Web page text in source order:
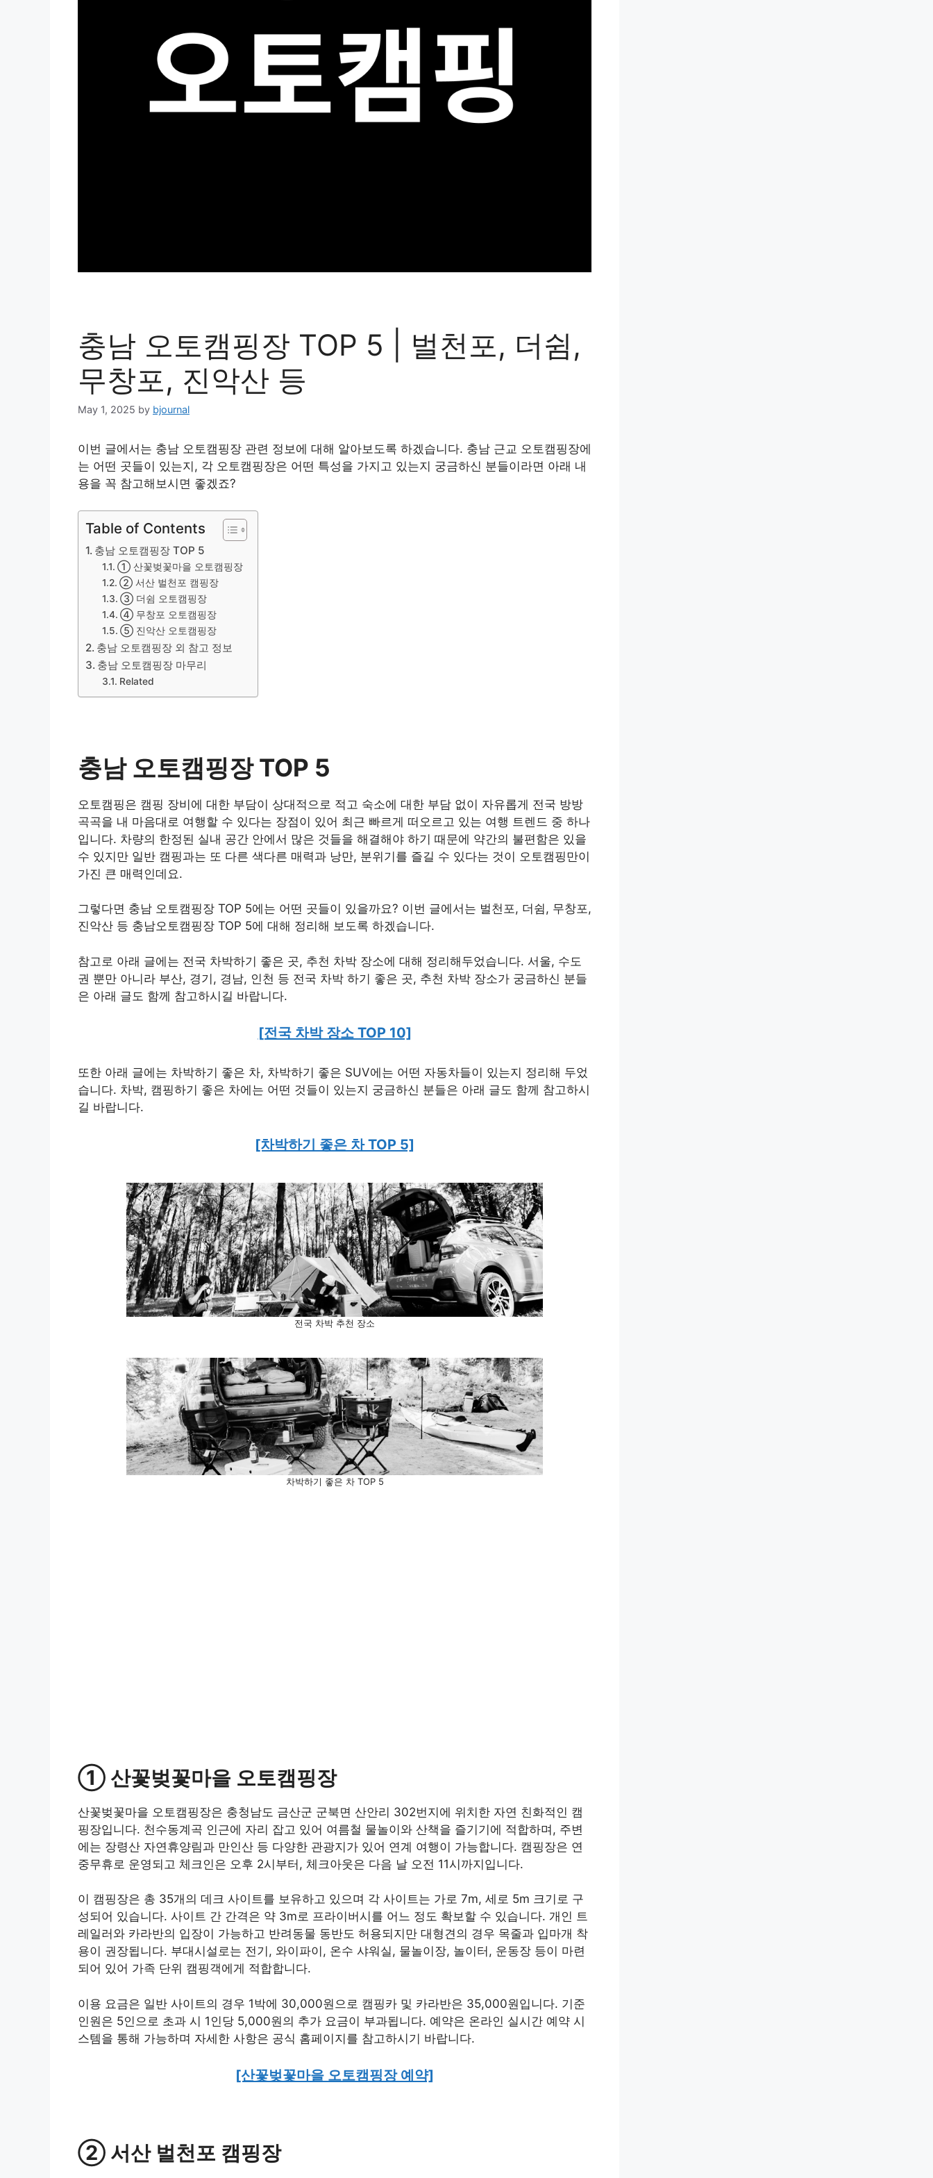
충남 오토캠핑장 TOP 5 | 벌천포, 더쉼,
무창포, 진악산 등
May 1, 2025 by bjournal
이번 글에서는 충남 오토캠핑장 관련 정보에 대해 알아보도록 하겠습니다. 충남 근교 오토캠핑장에
는 어떤 곳들이 있는지, 각 오토캠핑장은 어떤 특성을 가지고 있는지 궁금하신 분들이라면 아래 내
용을 꼭 참고해보시면 좋겠죠?
Table of Contents
충남 오토캠핑장 TOP 5
① 산꽃벚꽃마을 오토캠핑장
② 서산 벌천포 캠핑장
③ 더쉼 오토캠핑장
④ 무창포 오토캠핑장
⑤ 진악산 오토캠핑장
충남 오토캠핑장 외 참고 정보
충남 오토캠핑장 마무리
Related
충남 오토캠핑장 TOP 5
오토캠핑은 캠핑 장비에 대한 부담이 상대적으로 적고 숙소에 대한 부담 없이 자유롭게 전국 방방
곡곡을 내 마음대로 여행할 수 있다는 장점이 있어 최근 빠르게 떠오르고 있는 여행 트렌드 중 하나
입니다. 차량의 한정된 실내 공간 안에서 많은 것들을 해결해야 하기 때문에 약간의 불편함은 있을
수 있지만 일반 캠핑과는 또 다른 색다른 매력과 낭만, 분위기를 즐길 수 있다는 것이 오토캠핑만이
가진 큰 매력인데요.
그렇다면 충남 오토캠핑장 TOP 5에는 어떤 곳들이 있을까요? 이번 글에서는 벌천포, 더쉼, 무창포,
진악산 등 충남오토캠핑장 TOP 5에 대해 정리해 보도록 하겠습니다.
참고로 아래 글에는 전국 차박하기 좋은 곳, 추천 차박 장소에 대해 정리해두었습니다. 서울, 수도
권 뿐만 아니라 부산, 경기, 경남, 인천 등 전국 차박 하기 좋은 곳, 추천 차박 장소가 궁금하신 분들
은 아래 글도 함께 참고하시길 바랍니다.
[전국 차박 장소 TOP 10]
또한 아래 글에는 차박하기 좋은 차, 차박하기 좋은 SUV에는 어떤 자동차들이 있는지 정리해 두었
습니다. 차박, 캠핑하기 좋은 차에는 어떤 것들이 있는지 궁금하신 분들은 아래 글도 함께 참고하시
길 바랍니다.
[차박하기 좋은 차 TOP 5]
전국 차박 추천 장소
차박하기 좋은 차 TOP 5
① 산꽃벚꽃마을 오토캠핑장
산꽃벚꽃마을 오토캠핑장은 충청남도 금산군 군북면 산안리 302번지에 위치한 자연 친화적인 캠
핑장입니다. 천수동계곡 인근에 자리 잡고 있어 여름철 물놀이와 산책을 즐기기에 적합하며, 주변
에는 장령산 자연휴양림과 만인산 등 다양한 관광지가 있어 연계 여행이 가능합니다. 캠핑장은 연
중무휴로 운영되고 체크인은 오후 2시부터, 체크아웃은 다음 날 오전 11시까지입니다.
이 캠핑장은 총 35개의 데크 사이트를 보유하고 있으며 각 사이트는 가로 7m, 세로 5m 크기로 구
성되어 있습니다. 사이트 간 간격은 약 3m로 프라이버시를 어느 정도 확보할 수 있습니다. 개인 트
레일러와 카라반의 입장이 가능하고 반려동물 동반도 허용되지만 대형견의 경우 목줄과 입마개 착
용이 권장됩니다. 부대시설로는 전기, 와이파이, 온수 샤워실, 물놀이장, 놀이터, 운동장 등이 마련
되어 있어 가족 단위 캠핑객에게 적합합니다.
이용 요금은 일반 사이트의 경우 1박에 30,000원으로 캠핑카 및 카라반은 35,000원입니다. 기준
인원은 5인으로 초과 시 1인당 5,000원의 추가 요금이 부과됩니다. 예약은 온라인 실시간 예약 시
스템을 통해 가능하며 자세한 사항은 공식 홈페이지를 참고하시기 바랍니다.
[산꽃벚꽃마을 오토캠핑장 예약]
② 서산 벌천포 캠핑장